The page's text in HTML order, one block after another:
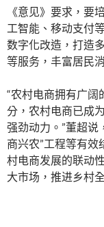
《意见》要求，要
工智能、移动支付
数字化改造，打造
等服务，丰富居民
“农村电商拥有广阔
分，农村电商已成
强劲动力。”董超说
商兴农”工程等有
村电商发展的联动
大市场，推进乡村